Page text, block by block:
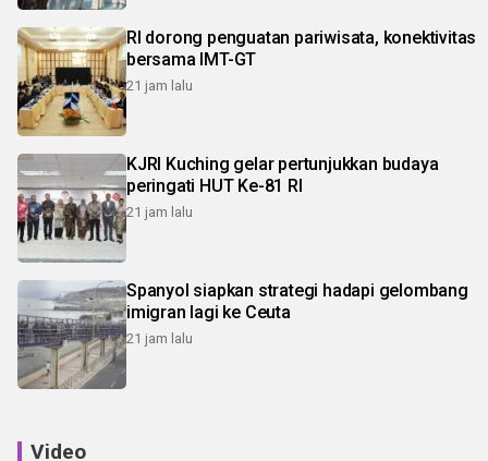
RI dorong penguatan pariwisata, konektivitas
bersama IMT-GT
21 jam lalu
KJRI Kuching gelar pertunjukkan budaya
peringati HUT Ke-81 RI
21 jam lalu
Spanyol siapkan strategi hadapi gelombang
imigran lagi ke Ceuta
21 jam lalu
Video